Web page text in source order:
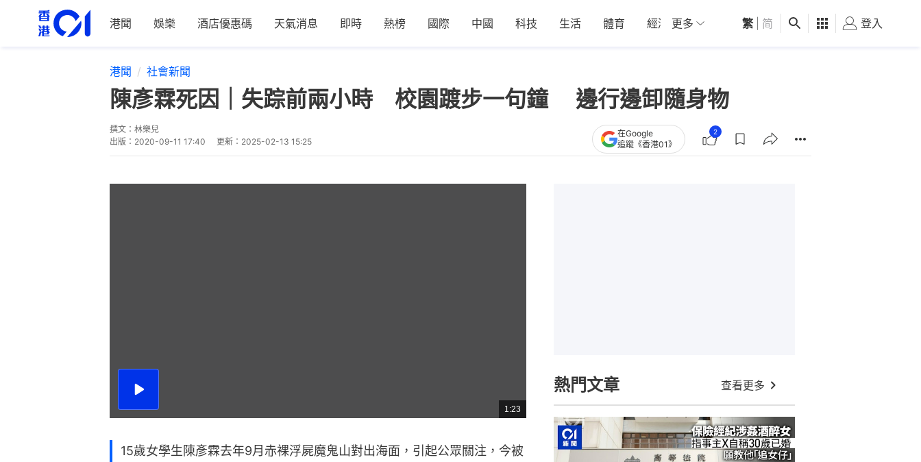
港聞 娛樂 酒店優惠碼 天氣消息 即時 熱榜 國際 中國 科技 生活 體育 經濟 01深圳 觀點 健康 好食玩飛
更多 繁 简 登入
港聞 社會新聞
陳彥霖死因｜失踪前兩小時 校園踱步一句鐘 邊行邊卸隨身物
撰文： 林樂兒
出版： 2020-09-11 17:40 更新： 2025-02-13 15:25
在Google
追蹤《香港01》
2
播
總
共
1:23
15歲女學生陳彥霖去年9月赤裸浮屍魔鬼山對出海面，引起公眾關注，今被
熱門文章 查看更多